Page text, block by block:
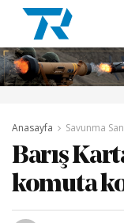
Anasayfa Savunma
Barış
komuta